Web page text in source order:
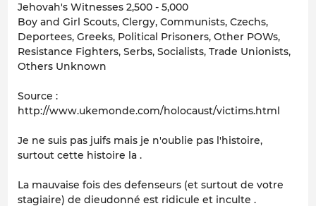
Jehovah's Witnesses 2,500 - 5,000
Boy and Girl Scouts, Clergy, Communists, Czechs,
Deportees, Greeks, Political Prisoners, Other POWs,
Resistance Fighters, Serbs, Socialists, Trade Unionists,
Others Unknown
Source :
http://www.ukemonde.com/holocaust/victims.html
Je ne suis pas juifs mais je n'oublie pas l'histoire,
surtout cette histoire la .
La mauvaise fois des defenseurs (et surtout de votre
stagiaire) de dieudonné est ridicule et inculte .